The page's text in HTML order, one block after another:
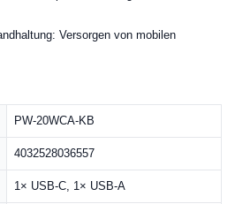
Versorgen von mobilen
PW-20WCA-KB
4032528036557
1× USB-C, 1× USB-A